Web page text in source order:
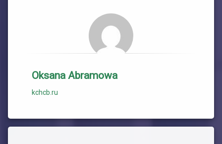
Oksana Abramowa
kchcb.ru